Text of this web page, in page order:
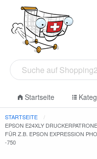
Startseite
STARTSEITE
EPSON E24XLY
FÜR Z.B. EPSON EXPRESSION
-750